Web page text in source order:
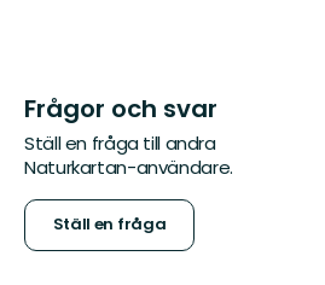
Frågor och svar
Ställ en fråga till andra
Naturkartan-användare.
Ställ en fråga